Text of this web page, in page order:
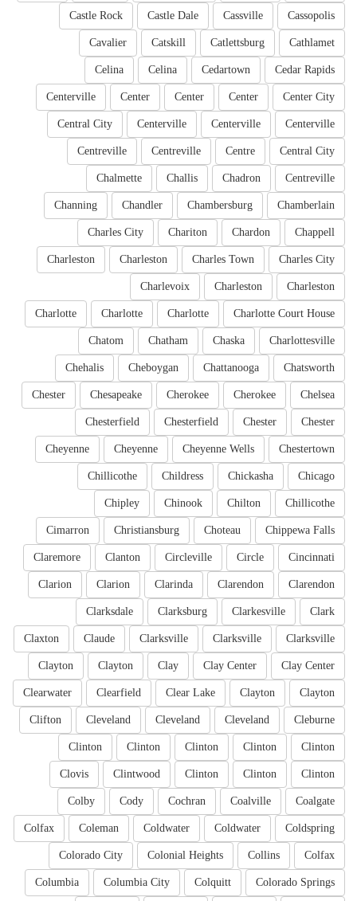
Cassopolis
Cassville
Castle Dale
Castle Rock
Cathlamet
Catlettsburg
Catskill
Cavalier
Cedar Rapids
Cedartown
Celina
Celina
Center City
Center
Center
Center
Centerville
Centerville
Centerville
Centerville
Central City
Central City
Centre
Centreville
Centreville
Centreville
Chadron
Challis
Chalmette
Chamberlain
Chambersburg
Chandler
Channing
Chappell
Chardon
Chariton
Charles City
Charles City
Charles Town
Charleston
Charleston
Charleston
Charleston
Charlevoix
Charlotte Court House
Charlotte
Charlotte
Charlotte
Charlottesville
Chaska
Chatham
Chatom
Chatsworth
Chattanooga
Cheboygan
Chehalis
Chelsea
Cherokee
Cherokee
Chesapeake
Chester
Chester
Chester
Chesterfield
Chesterfield
Chestertown
Cheyenne Wells
Cheyenne
Cheyenne
Chicago
Chickasha
Childress
Chillicothe
Chillicothe
Chilton
Chinook
Chipley
Chippewa Falls
Choteau
Christiansburg
Cimarron
Cincinnati
Circle
Circleville
Clanton
Claremore
Clarendon
Clarendon
Clarinda
Clarion
Clarion
Clark
Clarkesville
Clarksburg
Clarksdale
Clarksville
Clarksville
Clarksville
Claude
Claxton
Clay Center
Clay Center
Clay
Clayton
Clayton
Clayton
Clayton
Clear Lake
Clearfield
Clearwater
Cleburne
Cleveland
Cleveland
Cleveland
Clifton
Clinton
Clinton
Clinton
Clinton
Clinton
Clinton
Clinton
Clinton
Clintwood
Clovis
Coalgate
Coalville
Cochran
Cody
Colby
Coldspring
Coldwater
Coldwater
Coleman
Colfax
Colfax
Collins
Colonial Heights
Colorado City
Colorado Springs
Colquitt
Columbia City
Columbia